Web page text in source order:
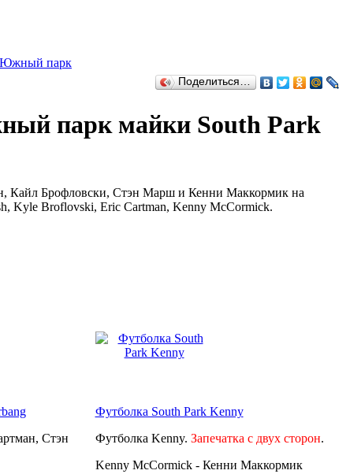
Южный парк
Поделиться…
парк майки South Park
Кайл Брофловски, Стэн Марш и Кенни Маккормик на
Kyle Broflovski, Eric Cartman, Kenny McCormick.
Стэн
Футболка South Park Kenny
Футболка Kenny. Запечатка с двух сторон.
Kenny McCormick - Кенни Маккормик